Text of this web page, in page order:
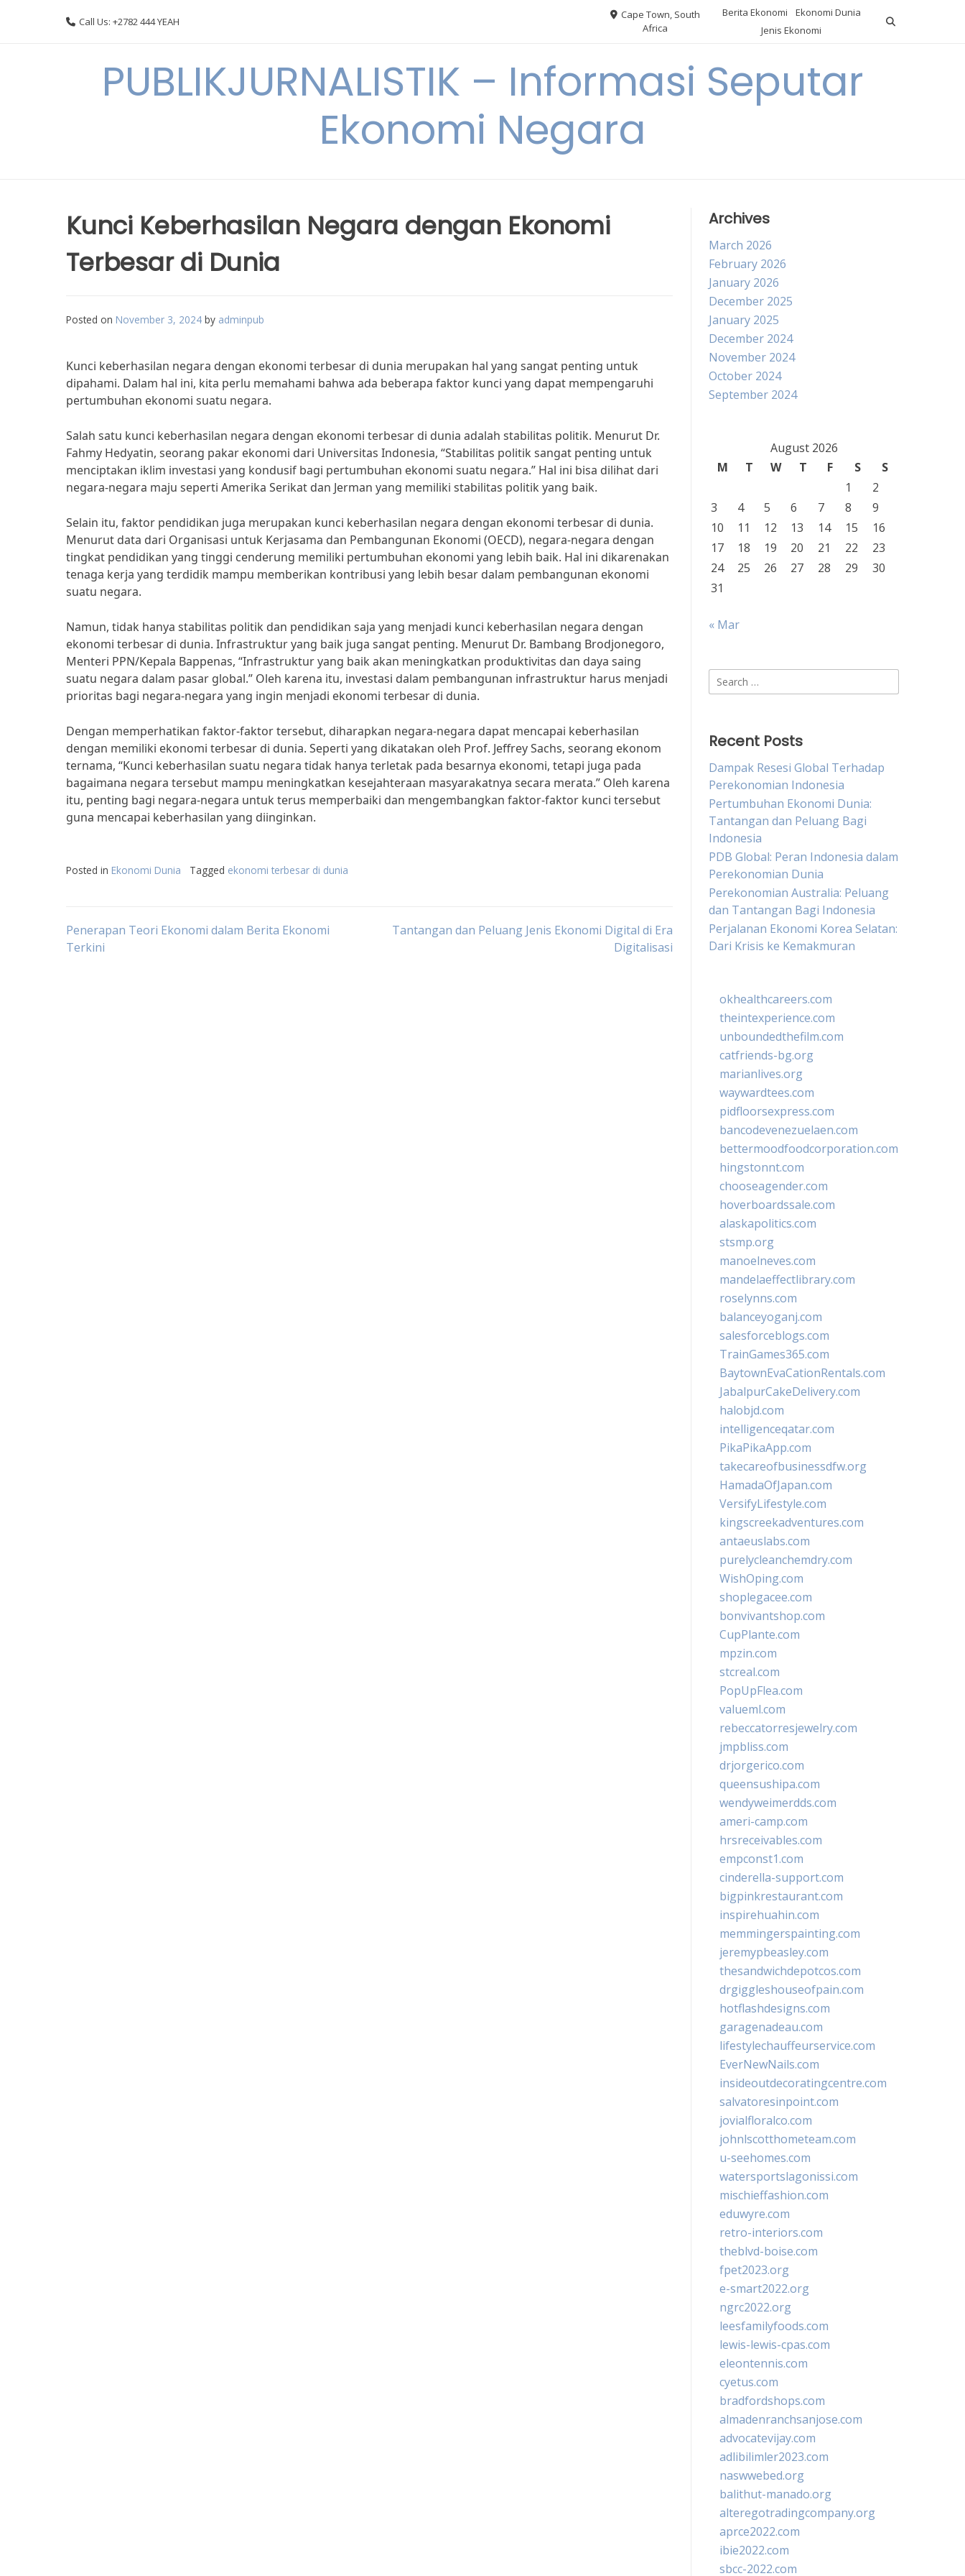
Call Us: +2782 444 YEAH
Cape Town, South
Africa
Berita Ekonomi
Ekonomi Dunia
Jenis Ekonomi
PUBLIKJURNALISTIK – Informasi Seputar
Ekonomi Negara
Kunci Keberhasilan Negara dengan Ekonomi
Terbesar di Dunia
Posted on November 3, 2024 by adminpub
Kunci keberhasilan negara dengan ekonomi terbesar di dunia merupakan hal yang sangat penting untuk
dipahami. Dalam hal ini, kita perlu memahami bahwa ada beberapa faktor kunci yang dapat mempengaruhi
pertumbuhan ekonomi suatu negara.
Salah satu kunci keberhasilan negara dengan ekonomi terbesar di dunia adalah stabilitas politik. Menurut Dr.
Fahmy Hedyatin, seorang pakar ekonomi dari Universitas Indonesia, “Stabilitas politik sangat penting untuk
menciptakan iklim investasi yang kondusif bagi pertumbuhan ekonomi suatu negara.” Hal ini bisa dilihat dari
negara-negara maju seperti Amerika Serikat dan Jerman yang memiliki stabilitas politik yang baik.
Selain itu, faktor pendidikan juga merupakan kunci keberhasilan negara dengan ekonomi terbesar di dunia.
Menurut data dari Organisasi untuk Kerjasama dan Pembangunan Ekonomi (OECD), negara-negara dengan
tingkat pendidikan yang tinggi cenderung memiliki pertumbuhan ekonomi yang lebih baik. Hal ini dikarenakan
tenaga kerja yang terdidik mampu memberikan kontribusi yang lebih besar dalam pembangunan ekonomi
suatu negara.
Namun, tidak hanya stabilitas politik dan pendidikan saja yang menjadi kunci keberhasilan negara dengan
ekonomi terbesar di dunia. Infrastruktur yang baik juga sangat penting. Menurut Dr. Bambang Brodjonegoro,
Menteri PPN/Kepala Bappenas, “Infrastruktur yang baik akan meningkatkan produktivitas dan daya saing
suatu negara dalam pasar global.” Oleh karena itu, investasi dalam pembangunan infrastruktur harus menjadi
prioritas bagi negara-negara yang ingin menjadi ekonomi terbesar di dunia.
Dengan memperhatikan faktor-faktor tersebut, diharapkan negara-negara dapat mencapai keberhasilan
dengan memiliki ekonomi terbesar di dunia. Seperti yang dikatakan oleh Prof. Jeffrey Sachs, seorang ekonom
ternama, “Kunci keberhasilan suatu negara tidak hanya terletak pada besarnya ekonomi, tetapi juga pada
bagaimana negara tersebut mampu meningkatkan kesejahteraan masyarakatnya secara merata.” Oleh karena
itu, penting bagi negara-negara untuk terus memperbaiki dan mengembangkan faktor-faktor kunci tersebut
guna mencapai keberhasilan yang diinginkan.
Posted in Ekonomi Dunia Tagged ekonomi terbesar di dunia
Post
Penerapan Teori Ekonomi dalam Berita Ekonomi
Terkini
Tantangan dan Peluang Jenis Ekonomi Digital di Era
Digitalisasi
Archives
March 2026
February 2026
January 2026
December 2025
January 2025
December 2024
November 2024
October 2024
September 2024
August 2026
M
T W T F S
S
1
2
3
4 5 6 7 8
9
10
11 12 13 14 15
16
17
18 19 20 21 22
23
24
25 26 27 28 29
30
31
« Mar
Search
for:
Recent Posts
Dampak Resesi Global Terhadap
Perekonomian Indonesia
Pertumbuhan Ekonomi Dunia:
Tantangan dan Peluang Bagi
Indonesia
PDB Global: Peran Indonesia dalam
Perekonomian Dunia
Perekonomian Australia: Peluang
dan Tantangan Bagi Indonesia
Perjalanan Ekonomi Korea Selatan:
Dari Krisis ke Kemakmuran
okhealthcareers.com
theintexperience.com
unboundedthefilm.com
catfriends-bg.org
marianlives.org
waywardtees.com
pidfloorsexpress.com
bancodevenezuelaen.com
bettermoodfoodcorporation.com
hingstonnt.com
chooseagender.com
hoverboardssale.com
alaskapolitics.com
stsmp.org
manoelneves.com
mandelaeffectlibrary.com
roselynns.com
balanceyoganj.com
salesforceblogs.com
TrainGames365.com
BaytownEvaCationRentals.com
JabalpurCakeDelivery.com
halobjd.com
intelligenceqatar.com
PikaPikaApp.com
takecareofbusinessdfw.org
HamadaOfJapan.com
VersifyLifestyle.com
kingscreekadventures.com
antaeuslabs.com
purelycleanchemdry.com
WishOping.com
shoplegacee.com
bonvivantshop.com
CupPlante.com
mpzin.com
stcreal.com
PopUpFlea.com
valueml.com
rebeccatorresjewelry.com
jmpbliss.com
drjorgerico.com
queensushipa.com
wendyweimerdds.com
ameri-camp.com
hrsreceivables.com
empconst1.com
cinderella-support.com
bigpinkrestaurant.com
inspirehuahin.com
memmingerspainting.com
jeremypbeasley.com
thesandwichdepotcos.com
drgiggleshouseofpain.com
hotflashdesigns.com
garagenadeau.com
lifestylechauffeurservice.com
EverNewNails.com
insideoutdecoratingcentre.com
salvatoresinpoint.com
jovialfloralco.com
johnlscotthometeam.com
u-seehomes.com
watersportslagonissi.com
mischieffashion.com
eduwyre.com
retro-interiors.com
theblvd-boise.com
fpet2023.org
e-smart2022.org
ngrc2022.org
leesfamilyfoods.com
lewis-lewis-cpas.com
eleontennis.com
cyetus.com
bradfordshops.com
almadenranchsanjose.com
advocatevijay.com
adlibilimler2023.com
naswwebed.org
balithut-manado.org
alteregotradingcompany.org
aprce2022.com
ibie2022.com
sbcc-2022.com